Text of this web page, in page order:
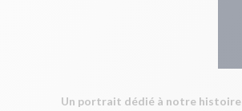
Un portrait dédié à notre histoire